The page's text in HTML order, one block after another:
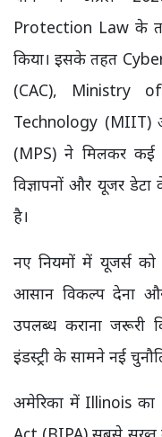
Protection Law के
किया। इसके तहत
(CAC), Ministry
Technology
(MPS) ने मिलकर
विज्ञापनों और यूजर
है।
नए नियमों में यूजर्स
आसान विकल्प देना
उपलब्ध कराना जरूरी
इंडस्ट्री के सामने नई
अमेरिका में Illinois